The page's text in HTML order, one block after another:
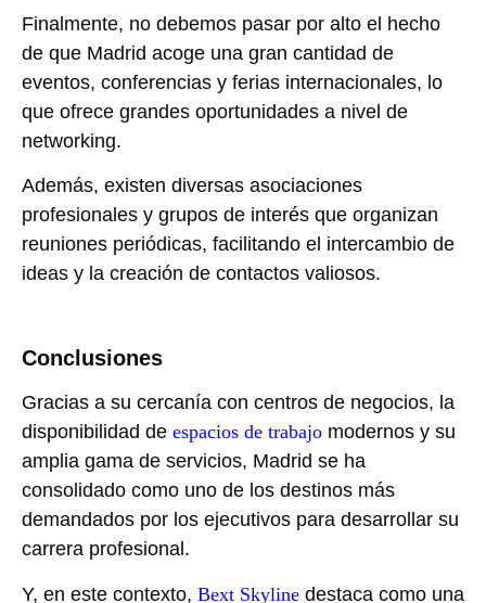
Finalmente, no debemos pasar por alto el hecho
de que Madrid acoge una gran cantidad de
eventos, conferencias y ferias internacionales, lo
que ofrece grandes oportunidades a nivel de
networking.
Además, existen diversas asociaciones
profesionales y grupos de interés que organizan
reuniones periódicas, facilitando el intercambio de
ideas y la creación de contactos valiosos.
Conclusiones
Gracias a su cercanía con centros de negocios, la
disponibilidad de espacios de trabajo modernos y su
amplia gama de servicios, Madrid se ha
consolidado como uno de los destinos más
demandados por los ejecutivos para desarrollar su
carrera profesional.
Y, en este contexto, Bext Skyline destaca como una